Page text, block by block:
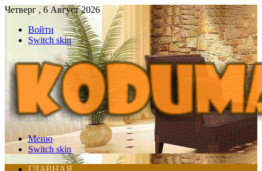
Четверг , 6 Август 2026
Войти
Switch skin
Меню
Switch skin
ГЛАВНАЯ